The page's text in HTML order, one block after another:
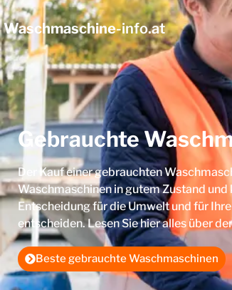
Waschmaschine-info.at
Gebrauchte
Der Kauf einer gebrauchten
Waschmaschinen in gutem Zustand und
Entscheidung für die Umwelt und für
entscheiden. Lesen Sie hier alles über
Beste gebrauchte Waschmaschinen